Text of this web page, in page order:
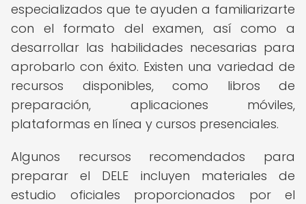
especializados que te ayuden a familiarizarte
con el formato del examen, así como a
desarrollar las habilidades necesarias para
aprobarlo con éxito. Existen una variedad de
recursos disponibles, como libros de
preparación, aplicaciones móviles,
plataformas en línea y cursos presenciales.
Algunos recursos recomendados para
preparar el DELE incluyen materiales de
estudio oficiales proporcionados por el